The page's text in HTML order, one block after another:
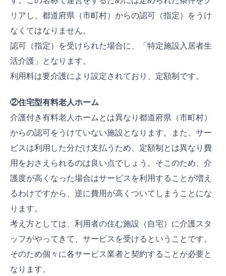
リアし、都道府県（市町村）からの認可（指定）をうけ
なくてはなりません。
認可（指定）を受けられた場合に、「特定施設入居者生
活介護」となります。
利用料は要介護により設定されており、定額制です。
②住宅型有料老人ホーム
介護付き有料老人ホームとは異なり都道府県（市町村）
からの認可をうけていない施設となります。また、サー
ビスは利用した分だけ支払うため、定額制とは異なり費
用をおさえられるのは良い点でしょう。そこのため、介
護度が高くなった場合はサービスを利用することが増え
るわけですから、逆に費用が高くついてしまうことにな
ります。
考え方としては、利用者の住む施設（自宅）に介護スタ
ッフがやってきて、サービスを受けるということです。
そのため個々に各サービス業者と契約することが必要と
なります。